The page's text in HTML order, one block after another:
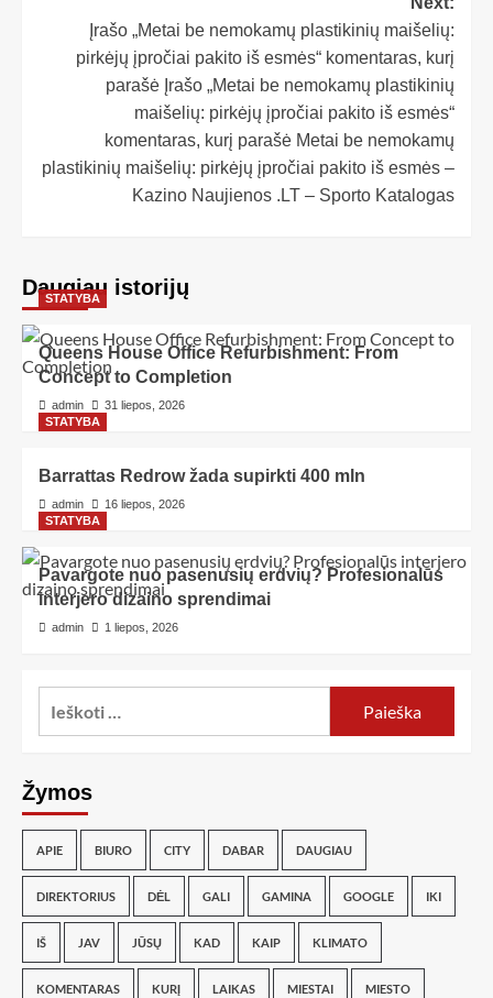
Įrašo „Metai be nemokamų plastikinių maišelių:
pirkėjų įpročiai pakito iš esmės“ komentaras, kurį
parašė Įrašo „Metai be nemokamų plastikinių
maišelių: pirkėjų įpročiai pakito iš esmės“
komentaras, kurį parašė Metai be nemokamų
plastikinių maišelių: pirkėjų įpročiai pakito iš esmės –
Kazino Naujienos .LT – Sporto Katalogas
Daugiau istorijų
STATYBA
Queens House Office Refurbishment: From
Concept to Completion
admin
31 liepos, 2026
STATYBA
Barrattas Redrow žada supirkti 400 mln
admin
16 liepos, 2026
STATYBA
Pavargote nuo pasenusių erdvių? Profesionalūs
interjero dizaino sprendimai
admin 1 liepos, 2026
Žymos
APIE BIURO CITY DABAR DAUGIAU
DIREKTORIUS DĖL GALI GAMINA GOOGLE IKI
IŠ JAV JŪSŲ KAD KAIP KLIMATO
KOMENTARAS KURĮ LAIKAS MIESTAI MIESTO